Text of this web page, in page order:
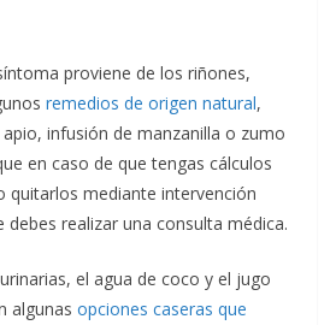
proviene de los riñones,
remedios de origen natural,
infusión de manzanilla o zumo
en caso de que tengas cálculos
quitarlos mediante intervención
debes realizar una consulta médica.
el agua de coco y el jugo
algunas opciones caseras que